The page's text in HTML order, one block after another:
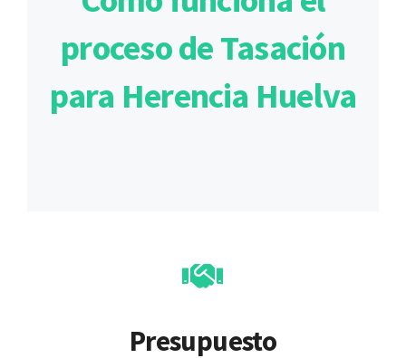
proceso de Tasación
para Herencia Huelva
Presupuesto